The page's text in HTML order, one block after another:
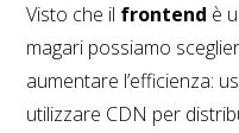
Visto che il frontend è
magari possiamo
aumentare l’efficienza:
utilizzare CDN per